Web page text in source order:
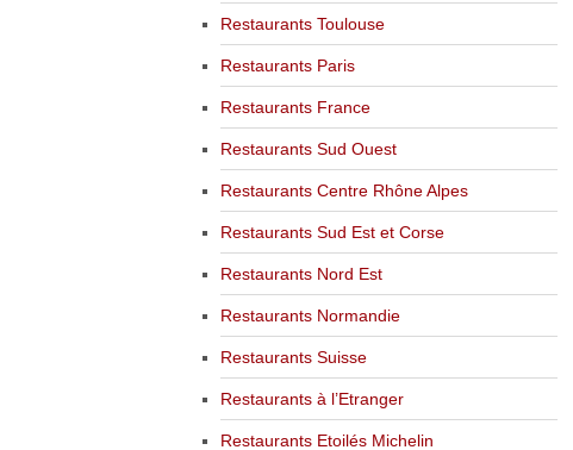
Restaurants Toulouse
Restaurants Paris
Restaurants France
Restaurants Sud Ouest
Restaurants Centre Rhône Alpes
Restaurants Sud Est et Corse
Restaurants Nord Est
Restaurants Normandie
Restaurants Suisse
Restaurants à l’Etranger
Restaurants Etoilés Michelin